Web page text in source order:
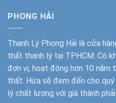
PHONG HẢI
Thanh Lý Phong Hải là cửa
thất thanh lý tại TPHCM. Có
đơn vị, hoạt động hơn 10 năm
thất. Hứa sẽ đem đến cho quý
lý chất lượng với giá thành